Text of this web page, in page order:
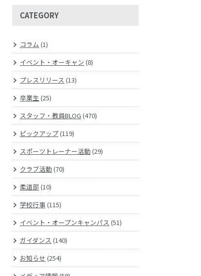
CATEGORY
コラム (1)
イベント・オーキャン (8)
プレスリリース (13)
卒業生(25)
スタッフ・教員BLOG (470)
ピックアップ(119)
スポーツトレーナー活動(29)
クラブ活動(70)
柔道部 (10)
学校行事(115)
イベント・オープンキャンパス (51)
ガイダンス (140)
お知らせ (254)